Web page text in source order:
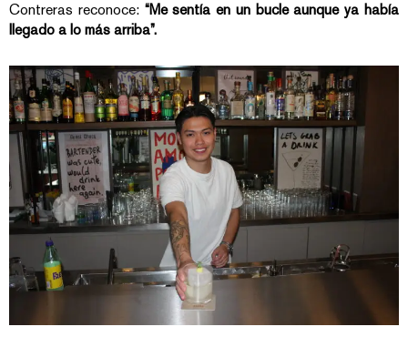
Contreras reconoce: “Me sentía en un bucle aunque ya había
llegado a lo más arriba”.